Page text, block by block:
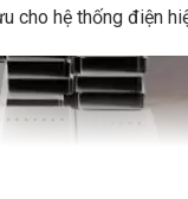
cho hệ thống điện